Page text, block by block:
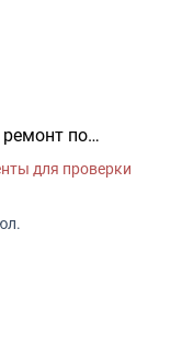
по
Установлено
отдельный
для проверки